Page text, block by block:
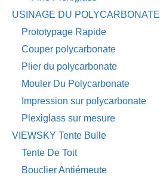
USINAGE DU POLYCARBONATE
Prototypage Rapide
Couper polycarbonate
Plier du polycarbonate
Mouler Du Polycarbonate
Impression sur polycarbonate
Plexiglass sur mesure
VIEWSKY Tente Bulle
Tente De Toit
Bouclier Antiémeute